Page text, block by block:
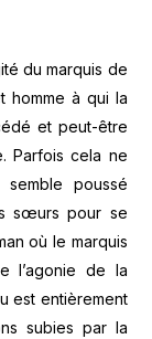
du marquis de
homme à qui la
et peut-être
Parfois cela ne
poussé
sœurs pour se
où le marquis
l’agonie de la
est entièrement
subies par la